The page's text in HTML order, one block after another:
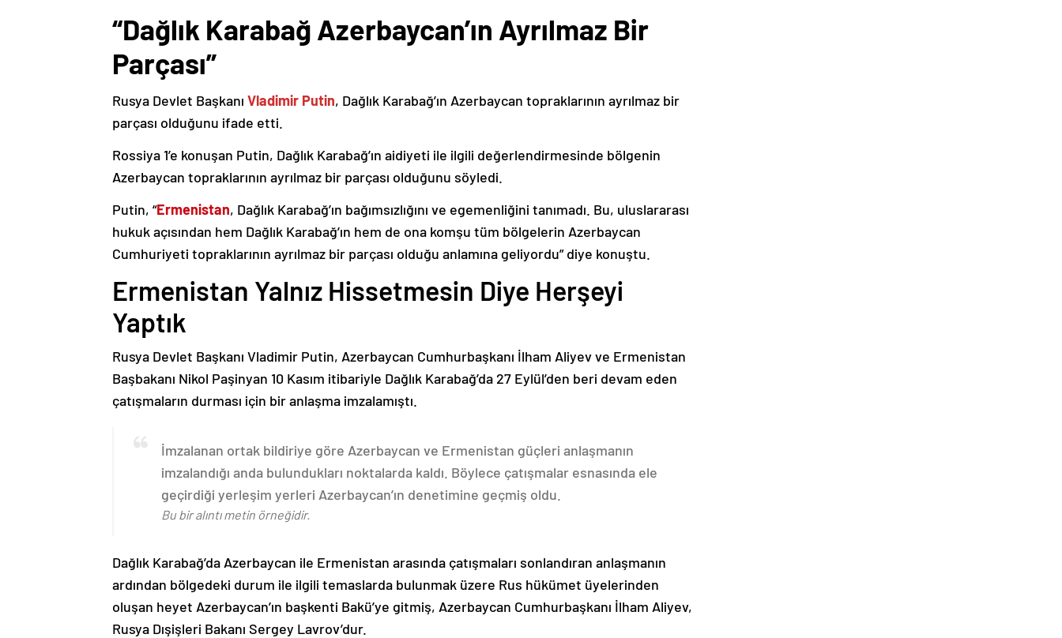
“Dağlık Karabağ Azerbaycan’ın Ayrılmaz Bir
Parçası”
Rusya Devlet Başkanı Vladimir Putin, Dağlık Karabağ’ın Azerbaycan topraklarının ayrılmaz bir
parçası olduğunu ifade etti.
Rossiya 1’e konuşan Putin, Dağlık Karabağ’ın aidiyeti ile ilgili değerlendirmesinde bölgenin
Azerbaycan topraklarının ayrılmaz bir parçası olduğunu söyledi.
Putin, “Ermenistan, Dağlık Karabağ’ın bağımsızlığını ve egemenliğini tanımadı. Bu, uluslararası
hukuk açısından hem Dağlık Karabağ’ın hem de ona komşu tüm bölgelerin Azerbaycan
Cumhuriyeti topraklarının ayrılmaz bir parçası olduğu anlamına geliyordu” diye konuştu.
Ermenistan Yalnız Hissetmesin Diye Herşeyi
Yaptık
Rusya Devlet Başkanı Vladimir Putin, Azerbaycan Cumhurbaşkanı İlham Aliyev ve Ermenistan
Başbakanı Nikol Paşinyan 10 Kasım itibariyle Dağlık Karabağ’da 27 Eylül’den beri devam eden
çatışmaların durması için bir anlaşma imzalamıştı.
İmzalanan ortak bildiriye göre Azerbaycan ve Ermenistan güçleri anlaşmanın
imzalandığı anda bulundukları noktalarda kaldı. Böylece çatışmalar esnasında ele
geçirdiği yerleşim yerleri Azerbaycan’ın denetimine geçmiş oldu.
Bu bir alıntı metin örneğidir.
Dağlık Karabağ’da Azerbaycan ile Ermenistan arasında çatışmaları sonlandıran anlaşmanın
ardından bölgedeki durum ile ilgili temaslarda bulunmak üzere Rus hükümet üyelerinden
oluşan heyet Azerbaycan’ın başkenti Bakü’ye gitmiş, Azerbaycan Cumhurbaşkanı İlham Aliyev,
Rusya Dışişleri Bakanı Sergey Lavrov’dur.